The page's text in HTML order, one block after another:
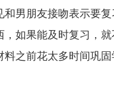
和男朋友接吻表示要
，如果能及时复习，
料之前花太多时间巩